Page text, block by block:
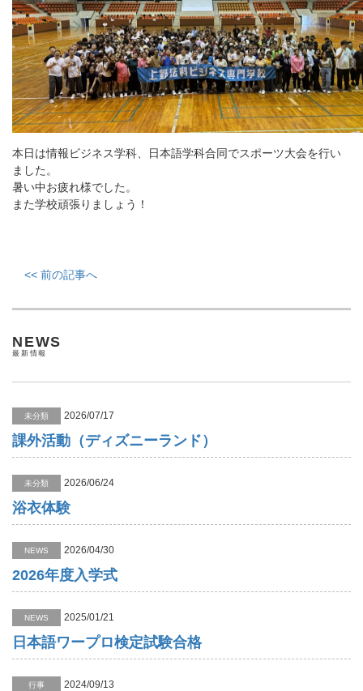
本日は情報ビジネス学科、日本語学科合同でスポーツ大会を行い
ました。
暑い中お疲れ様でした。
また学校頑張りましょう！
<< 前の記事へ
NEWS
最新情報
未分類 2026/07/17
課外活動（ディズニーランド）
未分類 2026/06/24
浴衣体験
NEWS 2026/04/30
2026年度入学式
NEWS 2025/01/21
日本語ワープロ検定試験合格
行事 2024/09/13